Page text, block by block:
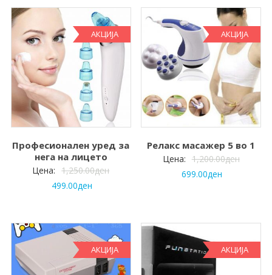
АКЦИЈА
Професионален уред за
нега на лицето
Цена: 1,250.00ден
499.00ден
АКЦИЈА
Релакс масажер 5 во 1
Цена: 1,200.00ден
699.00ден
АКЦИЈА АКЦИЈА